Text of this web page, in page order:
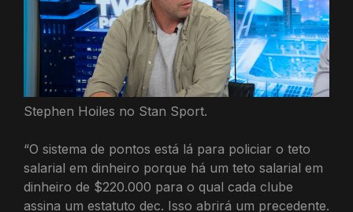
Stephen Hoiles no Stan Sport.
“O sistema de pontos está lá para policiar o teto
salarial em dinheiro porque há um teto salarial em
dinheiro de $220.000 para o qual cada clube
assina um estatuto dec. Isso abrirá um precedente.